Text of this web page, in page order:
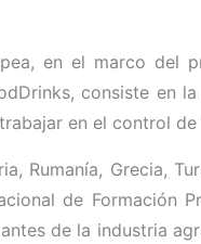
en el marco del
consiste en
en el control
Grecia,
de Formación
de la industria